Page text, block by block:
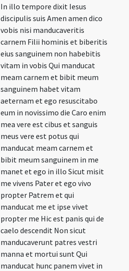
In illo tempore dixit Iesus
discipulis suis Amen amen dico
vobis nisi manducaveritis
carnem Filii hominis et biberitis
eius sanguinem non habebitis
vitam in vobis Qui manducat
meam carnem et bibit meum
sanguinem habet vitam
aeternam et ego resuscitabo
eum in novissimo die Caro enim
mea vere est cibus et sanguis
meus vere est potus qui
manducat meam carnem et
bibit meum sanguinem in me
manet et ego in illo Sicut misit
me vivens Pater et ego vivo
propter Patrem et qui
manducat me et ipse vivet
propter me Hic est panis qui de
caelo descendit Non sicut
manducaverunt patres vestri
manna et mortui sunt Qui
manducat hunc panem vivet in